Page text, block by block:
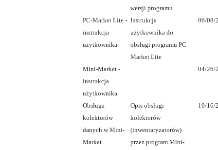
wersji programu
PC-Market Lite -
instrukcja
użytkownika
Instrukcja
użytkownika do
obsługi programu PC-
Market Lite
06/08/
Mini-Market -
instrukcja
użytkownika
04/26/
Obsługa
kolektorów
danych w Mini-
Market
Opis obsługi
kolektorów
(inwentaryzatorów)
przez program Mini-
10/16/